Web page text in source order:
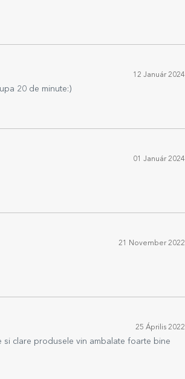
12 Január 2024
20 de minute:)
01 Január 2024
21 November 2022
25 Április 2022
clare produsele vin ambalate foarte bine